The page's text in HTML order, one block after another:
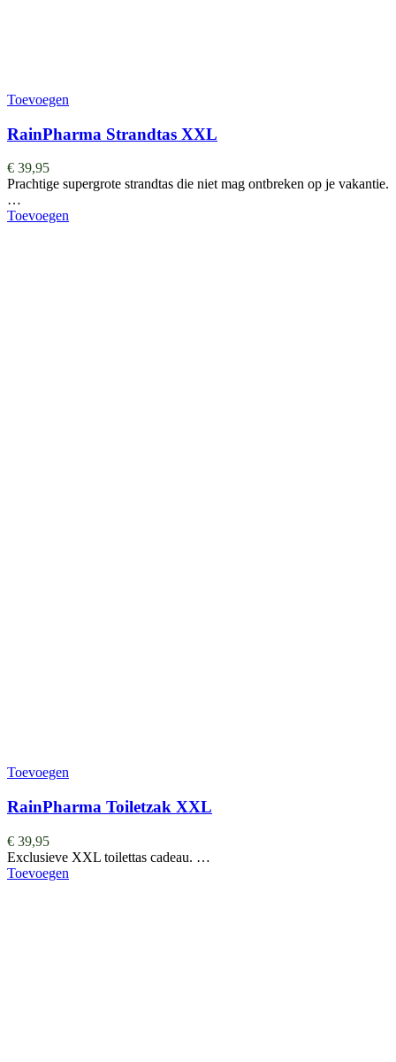
Toevoegen
RainPharma Strandtas XXL
€ 39,95
Prachtige supergrote strandtas die niet mag ontbreken op je vakantie.
…
Toevoegen
Toevoegen
RainPharma Toiletzak XXL
€ 39,95
Exclusieve XXL toilettas cadeau. …
Toevoegen